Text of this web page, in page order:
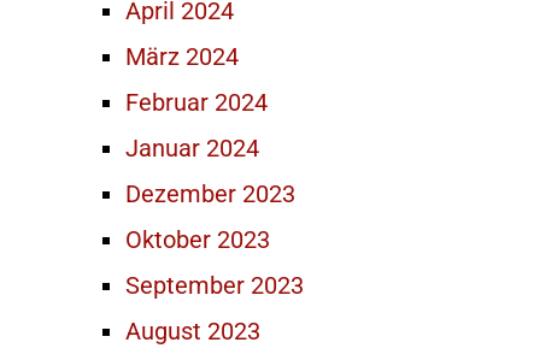
April 2024
März 2024
Februar 2024
Januar 2024
Dezember 2023
Oktober 2023
September 2023
August 2023